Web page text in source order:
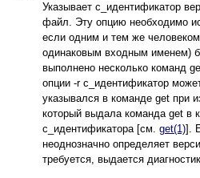
Указывает с_идентификатор
файл. Эту опцию необходимо
если одним и тем же
одинаковым входным именем)
выполнено несколько команд
опции -r с_идентификатор
указывался в команде get при
который выдала команда get в
с_идентификатора [см. get(1)].
неоднозначно определяет
требуется, выдается